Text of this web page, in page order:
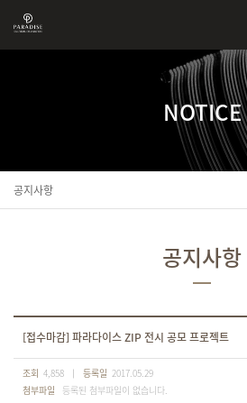
NOTICE
공지사항
공지사항
[접수마감] 파라다이스 ZIP 전시 공모 프로젝트
첨부파일 등록된 첨부파일이 없습니다.
조회 4,858 등록일 2017.05.29